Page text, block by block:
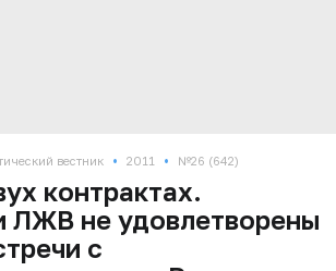
вестник • 2011 • №26 (642)
контрактах.
ЛЖВ не удовлетворены
с